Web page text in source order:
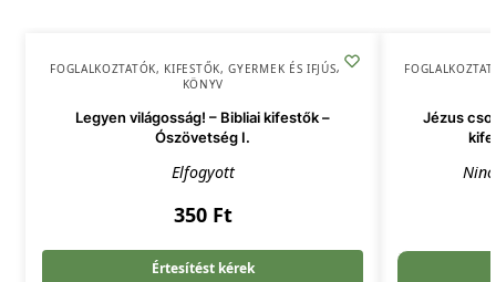
FOGLALKOZTATÓK, KIFESTŐK,GYERMEK ÉS IFJÚSÁG,
KÖNYV
Legyen világosság! – Bibliai kifestők –
Ószövetség I.
Elfogyott
350 Ft
Értesítést kérek
Jézus